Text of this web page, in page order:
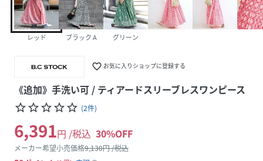
レッド ブラック A グリーン
favorite_border お気に入りショップに登録する
《追加》手洗い可 / ティアードスリーブレスワンピース
star_borderstar_borderstar_borderstar_borderstar_border (2件)
6,391円 /税込 30%OFF
メーカー希望小売価格9,130円 /税込